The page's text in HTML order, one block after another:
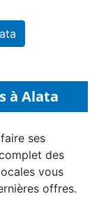
à Alata
ses
des
vous
offres.